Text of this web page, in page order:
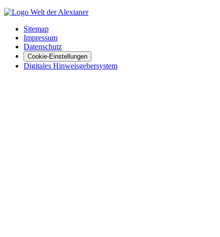
Sitemap
Impressum
Datenschutz
Cookie-Einstellungen
Digitales Hinweisgebersystem